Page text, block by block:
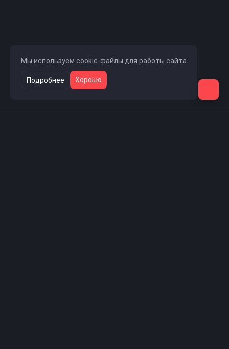
Мы используем cookie-файлы для работы сайта
Подробнее Хорошо